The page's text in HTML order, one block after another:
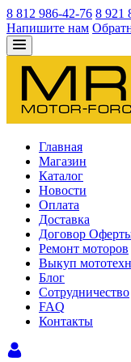
8 812 986-42-76 8 921
Напишите нам
Главная
Магазин
Каталог
Новости
Оплата
Доставка
Договор
Ремонт моторов
Выкуп
Блог
Сотрудничество
FAQ
Контакты